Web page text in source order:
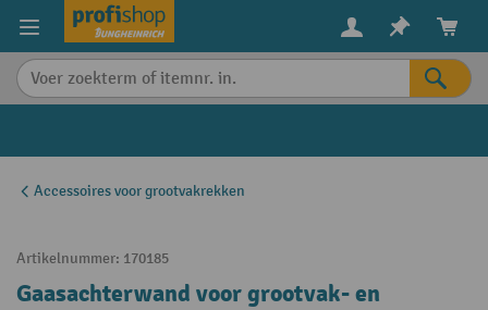
content
Accessoires voor grootvakrekken
Artikelnummer: 170185
Gaasachterwand voor grootvak- en